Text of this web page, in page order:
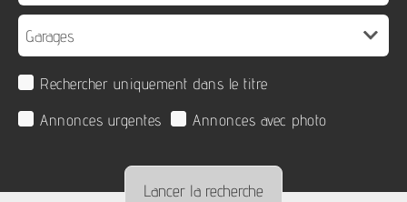
Rechercher uniquement dans le titre
Annonces urgentes
Annonces avec photo